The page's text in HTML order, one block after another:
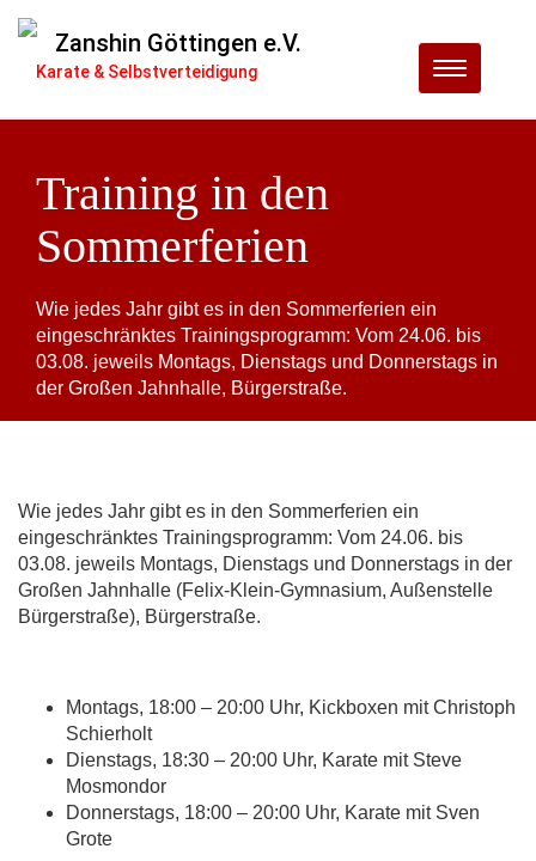
Menu
Zanshin Göttingen e.V.
Karate & Selbstverteidigung
Training in den
Sommerferien
Wie jedes Jahr gibt es in den Sommerferien ein
eingeschränktes Trainingsprogramm: Vom 24.06. bis
03.08. jeweils Montags, Dienstags und Donnerstags in
der Großen Jahnhalle, Bürgerstraße.
Wie jedes Jahr gibt es in den Sommerferien ein
eingeschränktes Trainingsprogramm: Vom 24.06. bis
03.08. jeweils Montags, Dienstags und Donnerstags in der
Großen Jahnhalle (Felix-Klein-Gymnasium, Außenstelle
Bürgerstraße), Bürgerstraße.
Montags, 18:00 – 20:00 Uhr, Kickboxen mit Christoph
Schierholt
Dienstags, 18:30 – 20:00 Uhr, Karate mit Steve
Mosmondor
Donnerstags, 18:00 – 20:00 Uhr, Karate mit Sven
Grote